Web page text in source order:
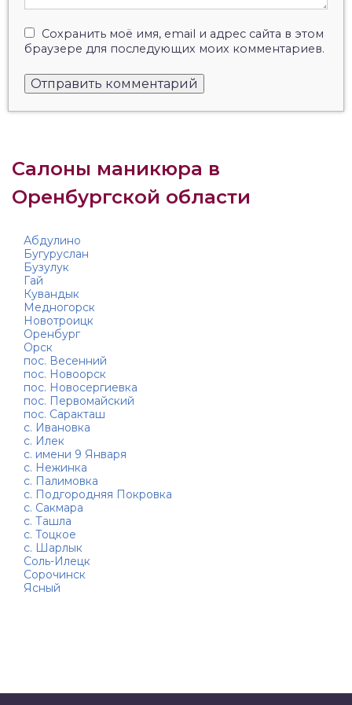
Сохранить моё имя, email и адрес сайта в этом
браузере для последующих моих комментариев.
Салоны маникюра в
Оренбургской области
Абдулино
Бугуруслан
Бузулук
Гай
Кувандык
Медногорск
Новотроицк
Оренбург
Орск
пос. Весенний
пос. Новоорск
пос. Новосергиевка
пос. Первомайский
пос. Саракташ
с. Ивановка
с. Илек
с. имени 9 Января
с. Нежинка
с. Палимовка
с. Подгородняя Покровка
с. Сакмара
с. Ташла
с. Тоцкое
с. Шарлык
Соль-Илецк
Сорочинск
Ясный